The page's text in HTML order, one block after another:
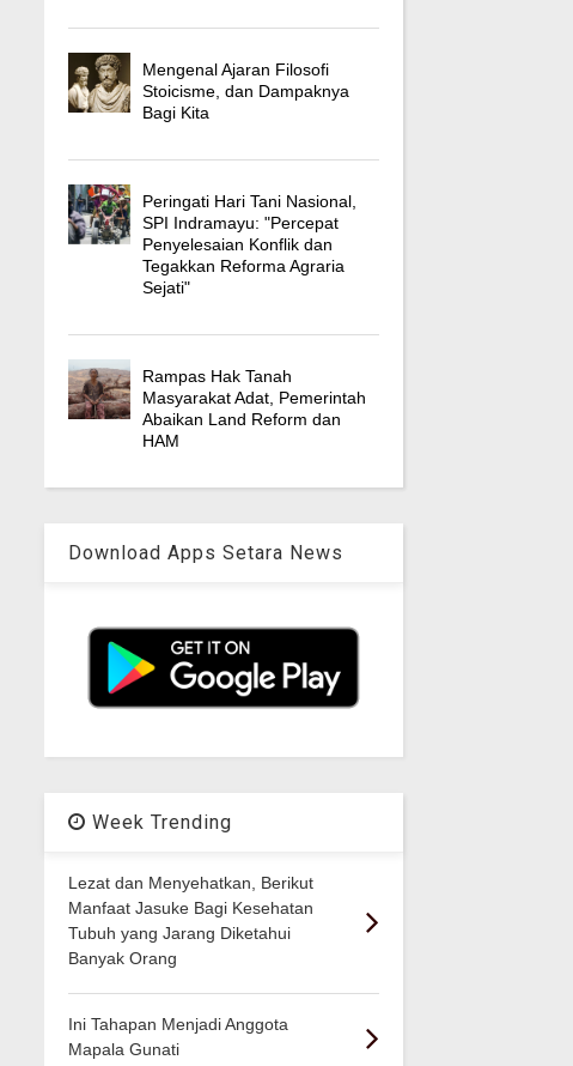
Mengenal Ajaran Filosofi
Stoicisme, dan Dampaknya
Bagi Kita
Peringati Hari Tani Nasional,
SPI Indramayu: "Percepat
Penyelesaian Konflik dan
Tegakkan Reforma Agraria
Sejati"
Rampas Hak Tanah
Masyarakat Adat, Pemerintah
Abaikan Land Reform dan
HAM
Download Apps Setara News
Week Trending
Lezat dan Menyehatkan, Berikut
Manfaat Jasuke Bagi Kesehatan
Tubuh yang Jarang Diketahui
Banyak Orang
Ini Tahapan Menjadi Anggota
Mapala Gunati